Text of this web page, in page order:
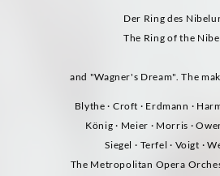
Der Ring des
The Ring of the
and "Wagner's Dream". The
Blythe · Croft · Erdmann ·
König · Meier · Morris ·
Siegel · Terfel · Voigt ·
The Metropolitan Opera